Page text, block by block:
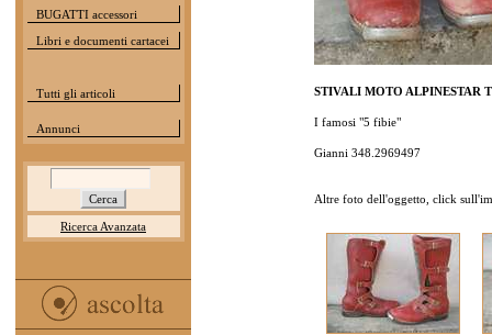
BUGATTI accessori
Libri e documenti cartacei
Tutti gli articoli
Annunci
Ricerca Avanzata
STIVALI MOTO ALPINESTAR
I famosi "5 fibie"
Gianni 348.2969497
Altre foto dell'oggetto, click